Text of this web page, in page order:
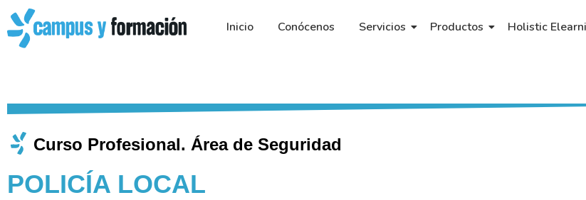
contenido
Inicio Conócenos Servicios Productos Holistic
Curso Profesional. Área de Seguridad​
POLICÍA LOCAL​